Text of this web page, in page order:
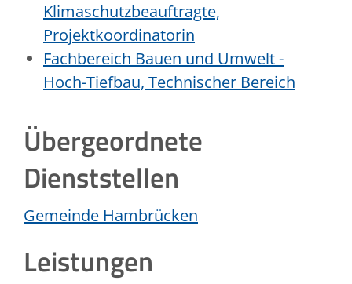
Klimaschutzbeauftragte,
Projektkoordinatorin
Fachbereich Bauen und Umwelt -
Hoch-Tiefbau, Technischer Bereich
Übergeordnete
Dienststellen
Gemeinde Hambrücken
Leistungen